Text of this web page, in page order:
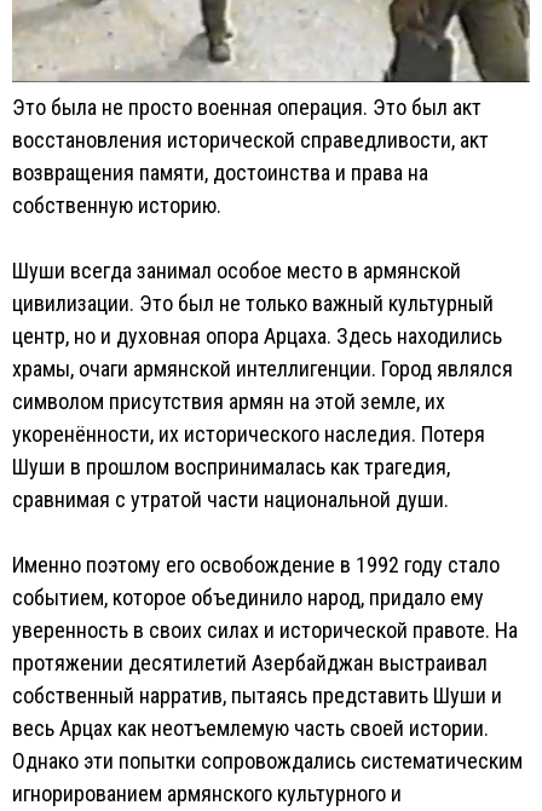
Это была не просто военная операция. Это был акт
восстановления исторической справедливости, акт
возвращения памяти, достоинства и права на
собственную историю.
Шуши всегда занимал особое место в армянской
цивилизации. Это был не только важный культурный
центр, но и духовная опора Арцаха. Здесь находились
храмы, очаги армянской интеллигенции. Город являлся
символом присутствия армян на этой земле, их
укоренённости, их исторического наследия. Потеря
Шуши в прошлом воспринималась как трагедия,
сравнимая с утратой части национальной души.
Именно поэтому его освобождение в 1992 году стало
событием, которое объединило народ, придало ему
уверенность в своих силах и исторической правоте. На
протяжении десятилетий Азербайджан выстраивал
собственный нарратив, пытаясь представить Шуши и
весь Арцах как неотъемлемую часть своей истории.
Однако эти попытки сопровождались систематическим
игнорированием армянского культурного и